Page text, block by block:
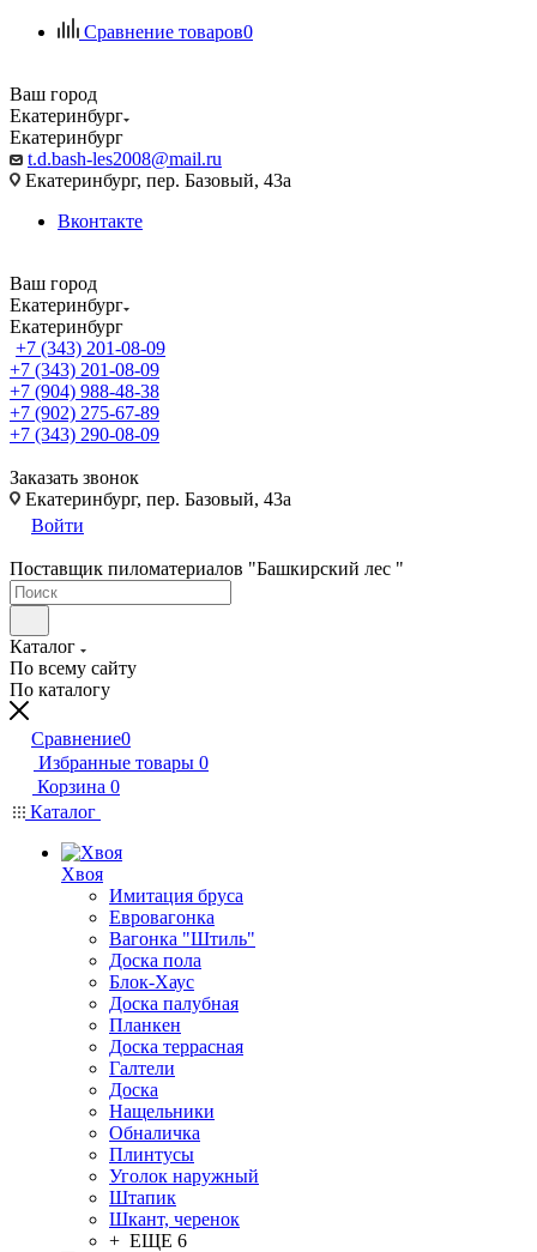
Сравнение товаров0
Ваш город
Екатеринбург
Екатеринбург
t.d.bash-les2008@mail.ru
Екатеринбург, пер. Базовый, 43а
Вконтакте
Ваш город
Екатеринбург
Екатеринбург
+7 (343) 201-08-09
+7 (343) 201-08-09
+7 (904) 988-48-38
+7 (902) 275-67-89
+7 (343) 290-08-09
Заказать звонок
Екатеринбург, пер. Базовый, 43а
Войти
Поставщик пиломатериалов "Башкирский лес "
Каталог
По всему сайту
По каталогу
Сравнение0
Избранные товары 0
Корзина 0
Каталог
Хвоя
Имитация бруса
Евровагонка
Вагонка "Штиль"
Доска пола
Блок-Хаус
Доска палубная
Планкен
Доска террасная
Галтели
Доска
Нащельники
Обналичка
Плинтусы
Уголок наружный
Штапик
Шкант, черенок
+ ЕЩЕ 6